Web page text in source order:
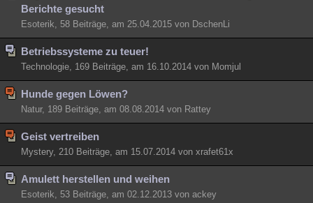
Berichte gesucht
Esoterik, 58 Beiträge, am 25.04.2015 von DschenLi
Betriebssysteme zu teuer!
Technologie, 169 Beiträge, am 16.10.2014 von Momjul
Hunde gegen Löwen?
Natur, 189 Beiträge, am 08.08.2014 von Rattey
Geist vertreiben
Mystery, 210 Beiträge, am 15.07.2014 von xrafet61x
Amulett herstellen und weihen
Esoterik, 53 Beiträge, am 02.12.2013 von ackey